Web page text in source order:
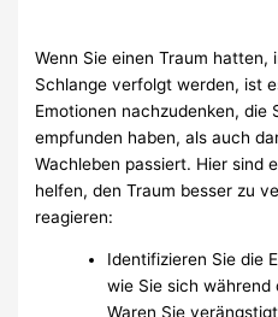
Wenn Sie einen Traum hatten,
Schlange verfolgt werden, ist
Emotionen nachzudenken, die
empfunden haben, als auch
Wachleben passiert. Hier sind
helfen, den Traum besser zu
reagieren:
Identifizieren Sie die
wie Sie sich während
Waren Sie